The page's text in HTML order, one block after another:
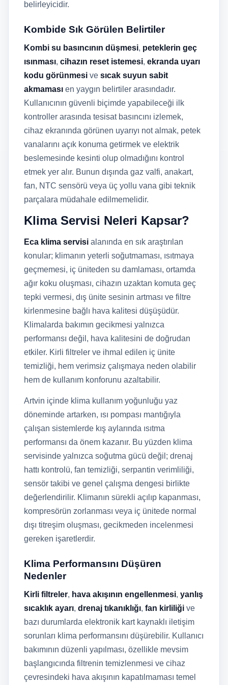
belirleyicidir.
Kombide Sık Görülen Belirtiler
Kombi su basıncının düşmesi, peteklerin geç
ısınması, cihazın reset istemesi, ekranda uyarı
kodu görünmesi ve sıcak suyun sabit
akmaması en yaygın belirtiler arasındadır.
Kullanıcının güvenli biçimde yapabileceği ilk
kontroller arasında tesisat basıncını izlemek,
cihaz ekranında görünen uyarıyı not almak, petek
vanalarını açık konuma getirmek ve elektrik
beslemesinde kesinti olup olmadığını kontrol
etmek yer alır. Bunun dışında gaz valfi, anakart,
fan, NTC sensörü veya üç yollu vana gibi teknik
parçalara müdahale edilmemelidir.
Klima Servisi Neleri Kapsar?
Eca klima servisi alanında en sık araştırılan
konular; klimanın yeterli soğutmaması, ısıtmaya
geçmemesi, iç üniteden su damlaması, ortamda
ağır koku oluşması, cihazın uzaktan komuta geç
tepki vermesi, dış ünite sesinin artması ve filtre
kirlenmesine bağlı hava kalitesi düşüşüdür.
Klimalarda bakımın gecikmesi yalnızca
performansı değil, hava kalitesini de doğrudan
etkiler. Kirli filtreler ve ihmal edilen iç ünite
temizliği, hem verimsiz çalışmaya neden olabilir
hem de kullanım konforunu azaltabilir.
Artvin içinde klima kullanım yoğunluğu yaz
döneminde artarken, ısı pompası mantığıyla
çalışan sistemlerde kış aylarında ısıtma
performansı da önem kazanır. Bu yüzden klima
servisinde yalnızca soğutma gücü değil; drenaj
hattı kontrolü, fan temizliği, serpantin verimliliği,
sensör takibi ve genel çalışma dengesi birlikte
değerlendirilir. Klimanın sürekli açılıp kapanması,
kompresörün zorlanması veya iç ünitede normal
dışı titreşim oluşması, gecikmeden incelenmesi
gereken işaretlerdir.
Klima Performansını Düşüren
Nedenler
Kirli filtreler, hava akışının engellenmesi, yanlış
sıcaklık ayarı, drenaj tıkanıklığı, fan kirliliği ve
bazı durumlarda elektronik kart kaynaklı iletişim
sorunları klima performansını düşürebilir. Kullanıcı
bakımının düzenli yapılması, özellikle mevsim
başlangıcında filtrenin temizlenmesi ve cihaz
çevresindeki hava akışının kapatılmaması temel